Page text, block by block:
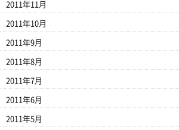
2011年11月
2011年10月
2011年9月
2011年8月
2011年7月
2011年6月
2011年5月